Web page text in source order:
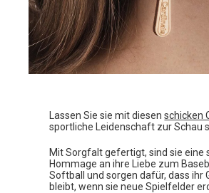
Lassen Sie sie mit diesenschicken
sportliche Leidenschaft zur Schau
Mit Sorgfalt gefertigt, sind sie eine
Hommage an ihre Liebe zum
Softball und sorgen dafür, dass ihr
bleibt, wenn sie neue Spielfelder